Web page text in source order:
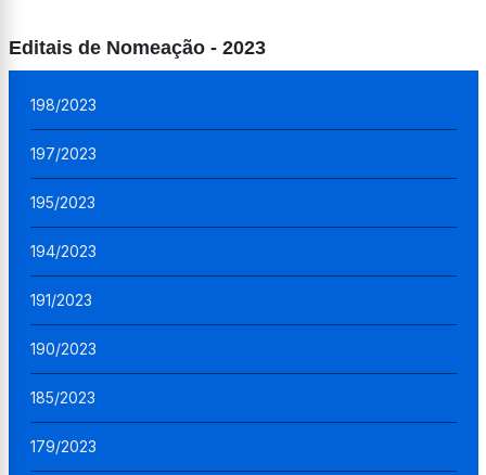
Editais de Nomeação - 2023
198/2023
197/2023
195/2023
194/2023
191/2023
190/2023
185/2023
179/2023